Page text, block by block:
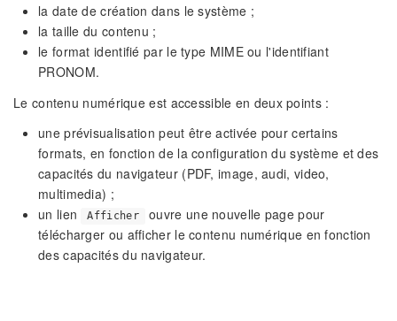
la date de création dans le système ;
la taille du contenu ;
le format identifié par le type MIME ou l'identifiant
PRONOM.
Le contenu numérique est accessible en deux points :
une prévisualisation peut être activée pour certains
formats, en fonction de la configuration du système et des
capacités du navigateur (PDF, image, audi, video,
multimedia) ;
un lien
Afficher
ouvre une nouvelle page pour
télécharger ou afficher le contenu numérique en fonction
des capacités du navigateur.